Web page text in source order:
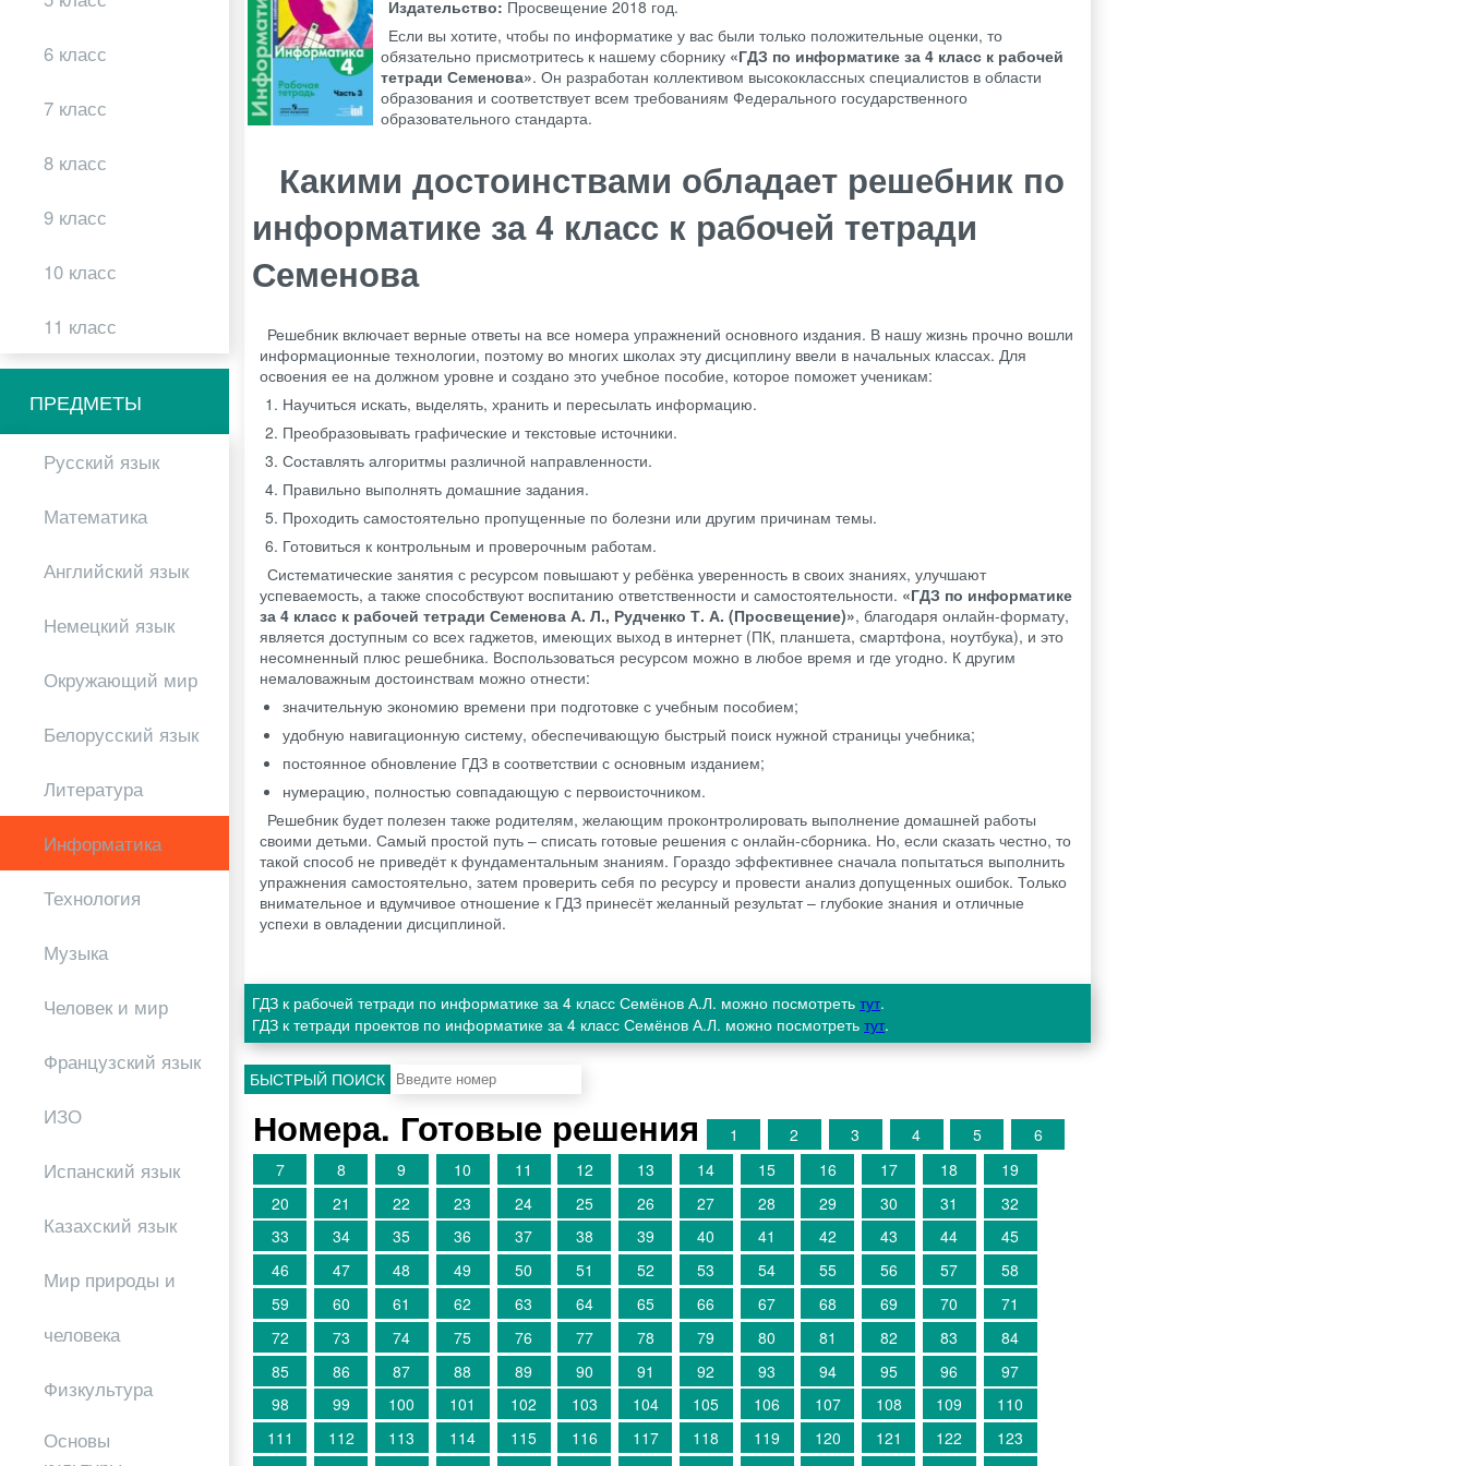
6 класс
7 класс
8 класс
9 класс
10 класс
11 класс
ПРЕДМЕТЫ
Русский язык
Математика
Английский язык
Немецкий язык
Окружающий мир
Белорусский язык
Литература
Информатика
Технология
Музыка
Человек и мир
Французский язык
ИЗО
Испанский язык
Казахский язык
Мир природы и
человека
Физкультура
Основы
Издательство: Просвещение 2018 год.
Если вы хотите, чтобы по информатике у вас были только положительные оценки, то
обязательно присмотритесь к нашему сборнику «ГДЗ по информатике за 4 класс к рабочей
тетради Семенова». Он разработан коллективом высококлассных специалистов в области
образования и соответствует всем требованиям Федерального государственного
образовательного стандарта.
Какими достоинствами обладает решебник по
информатике за 4 класс к рабочей тетради
Семенова
Решебник включает верные ответы на все номера упражнений основного издания. В нашу жизнь прочно вошли
информационные технологии, поэтому во многих школах эту дисциплину ввели в начальных классах. Для
освоения ее на должном уровне и создано это учебное пособие, которое поможет ученикам:
Научиться искать, выделять, хранить и пересылать информацию.
Преобразовывать графические и текстовые источники.
Составлять алгоритмы различной направленности.
Правильно выполнять домашние задания.
Проходить самостоятельно пропущенные по болезни или другим причинам темы.
Готовиться к контрольным и проверочным работам.
Систематические занятия с ресурсом повышают у ребёнка уверенность в своих знаниях, улучшают
успеваемость, а также способствуют воспитанию ответственности и самостоятельности. «ГДЗ по информатике
за 4 класс к рабочей тетради Семенова А. Л., Рудченко Т. А. (Просвещение)», благодаря онлайн-формату,
является доступным со всех гаджетов, имеющих выход в интернет (ПК, планшета, смартфона, ноутбука), и это
несомненный плюс решебника. Воспользоваться ресурсом можно в любое время и где угодно. К другим
немаловажным достоинствам можно отнести:
значительную экономию времени при подготовке с учебным пособием;
удобную навигационную систему, обеспечивающую быстрый поиск нужной страницы учебника;
постоянное обновление ГДЗ в соответствии с основным изданием;
нумерацию, полностью совпадающую с первоисточником.
Решебник будет полезен также родителям, желающим проконтролировать выполнение домашней работы
своими детьми. Самый простой путь – списать готовые решения с онлайн-сборника. Но, если сказать честно, то
такой способ не приведёт к фундаментальным знаниям. Гораздо эффективнее сначала попытаться выполнить
упражнения самостоятельно, затем проверить себя по ресурсу и провести анализ допущенных ошибок. Только
внимательное и вдумчивое отношение к ГДЗ принесёт желанный результат – глубокие знания и отличные
успехи в овладении дисциплиной.
ГДЗ к рабочей тетради по информатике за 4 класс Семёнов А.Л. можно посмотреть тут.
ГДЗ к тетради проектов по информатике за 4 класс Семёнов А.Л. можно посмотреть тут.
БЫСТРЫЙ ПОИСК
Номера. Готовые решения 1 2 3 4 5
6
7
8 9 10 11 12 13 14 15 16 17 18
19
20
21 22 23 24 25 26 27 28 29 30 31
32
33
34 35 36 37 38 39 40 41 42 43 44
45
46
47 48 49 50 51 52 53 54 55 56 57
58
59
60 61 62 63 64 65 66 67 68 69 70
71
72
73 74 75 76 77 78 79 80 81 82 83
84
85
86 87 88 89 90 91 92 93 94 95 96
97
98
99 100 101 102 103 104 105 106 107 108 109
110
111
112 113 114 115 116 117 118 119 120 121 122
123